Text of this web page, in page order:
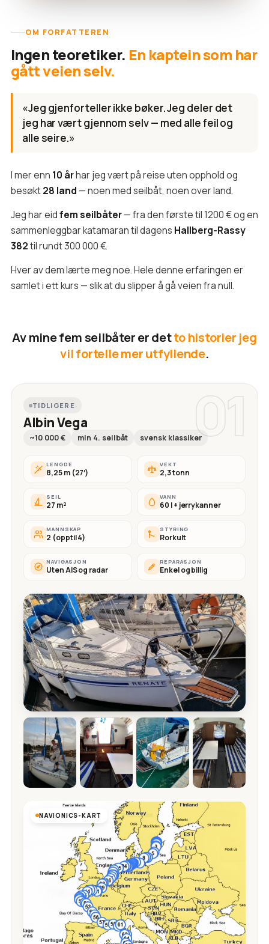
OM FORFATTEREN
Ingen teoretiker. En kaptein som har
gått veien selv.
«Jeg gjenforteller ikke bøker. Jeg deler det
jeg har vært gjennom selv — med alle feil og
alle seire.»
I mer enn 10 århar jeg vært på reise uten opphold og
besøkt28 land — noen med seilbåt, noen over land.
Jeg har eidfem seilbåter— fra den første til 1200 € og en
sammenleggbar katamaran til dagens Hallberg-Rassy
382til rundt 300 000 €.
Hver av dem lærte meg noe. Hele denne erfaringen er
samlet i ett kurs — slik at du slipper å gå veien fra null.
Av mine fem seilbåter er detto historier jeg
vil fortelle mer utfyllende.
01
TIDLIGERE
Albin Vega
~10 000 € min 4. seilbåt svensk klassiker
LENGDE
8,25 m (27′)
VEKT
2,3 tonn
SEIL
27 m²
VANN
60 l + jerrykanner
MANNSKAP
2 (opptil 4)
STYRING
Rorkult
NAVIGASJON
Uten AIS og radar
REPARASJON
Enkel og billig
NAVIONICS-KART